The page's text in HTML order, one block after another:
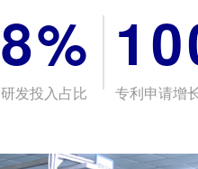
8%
研发投入占比 专利申请增